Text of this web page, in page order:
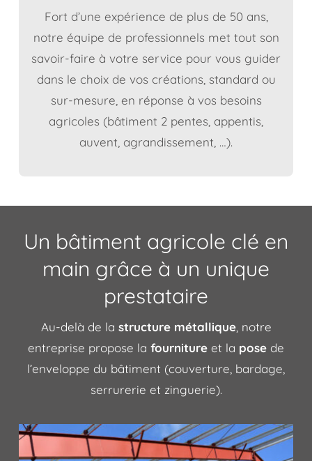
Fort d’une expérience de plus de 50 ans,
notre équipe de professionnels met tout son
savoir-faire à votre service pour vous guider
dans le choix de vos créations, standard ou
sur-mesure, en réponse à vos besoins
agricoles (bâtiment 2 pentes, appentis,
auvent, agrandissement, …).
Un bâtiment agricole clé en
main grâce à un unique
prestataire
Au-delà de la structure métallique, notre
entreprise propose la fourniture et la pose de
l’enveloppe du bâtiment (couverture, bardage,
serrurerie et zinguerie).